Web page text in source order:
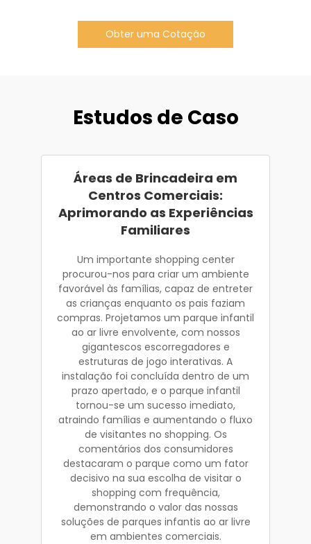
Obter uma Cotação
Estudos de Caso
Áreas de Brincadeira em
Centros Comerciais:
Aprimorando as Experiências
Familiares
Um importante shopping center
procurou-nos para criar um ambiente
favorável às famílias, capaz de entreter
as crianças enquanto os pais faziam
compras. Projetamos um parque infantil
ao ar livre envolvente, com nossos
gigantescos escorregadores e
estruturas de jogo interativas. A
instalação foi concluída dentro de um
prazo apertado, e o parque infantil
tornou-se um sucesso imediato,
atraindo famílias e aumentando o fluxo
de visitantes no shopping. Os
comentários dos consumidores
destacaram o parque como um fator
decisivo na sua escolha de visitar o
shopping com frequência,
demonstrando o valor das nossas
soluções de parques infantis ao ar livre
em ambientes comerciais.